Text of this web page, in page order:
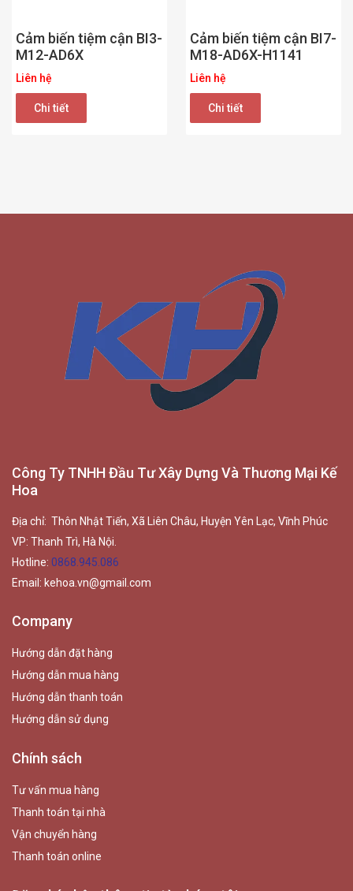
Cảm biến tiệm cận BI3-
M12-AD6X
Liên hệ
Chi tiết
Cảm biến tiệm cận BI7-
M18-AD6X-H1141
Liên hệ
Chi tiết
Công Ty TNHH Đầu Tư Xây Dựng Và Thương Mại Kế
Hoa
Địa chỉ: Thôn Nhật Tiến, Xã Liên Châu, Huyện Yên Lạc, Vĩnh Phúc
VP: Thanh Trì, Hà Nội.
Hotline: 0868.945.086
Email: kehoa.vn@gmail.com
Company
Hướng dẫn đặt hàng
Hướng dẫn mua hàng
Hướng dẫn thanh toán
Hướng dẫn sử dụng
Chính sách
Tư vấn mua hàng
Thanh toán tại nhà
Vận chuyển hàng
Thanh toán online